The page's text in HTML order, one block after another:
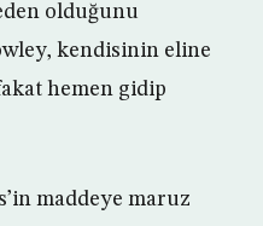
olduğunu
kendisinin eline
hemen gidip
maddeye maruz